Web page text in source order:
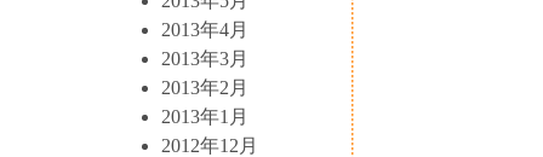
2013年4月
2013年3月
2013年2月
2013年1月
2012年12月